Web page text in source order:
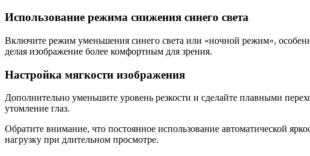
Использование режима снижения синего света
Включите режим уменьшения синего света или «ночной режим»,
делая изображение более комфортным для зрения.
Настройка мягкости изображения
Дополнительно уменьшите уровень резкости и сделайте плавными
утомление глаз.
Обратите внимание, что постоянное использование автоматической
нагрузку при длительном просмотре.